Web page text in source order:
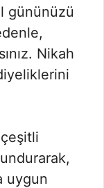
gününüzü
Nikah
uygun